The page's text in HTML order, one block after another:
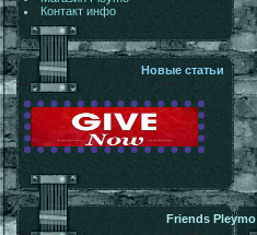
Контакт инфо
Новые статьи
Friends Pleymo